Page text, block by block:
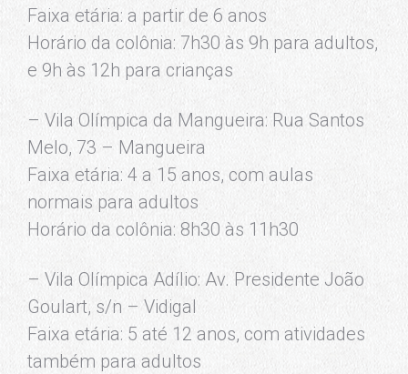
Faixa etária: a partir de 6 anos
Horário da colônia: 7h30 às 9h para adultos,
e 9h às 12h para crianças
– Vila Olímpica da Mangueira: Rua Santos
Melo, 73 – Mangueira
Faixa etária: 4 a 15 anos, com aulas
normais para adultos
Horário da colônia: 8h30 às 11h30
– Vila Olímpica Adílio: Av. Presidente João
Goulart, s/n – Vidigal
Faixa etária: 5 até 12 anos, com atividades
também para adultos